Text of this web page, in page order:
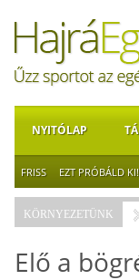
NYITÓLAP
FRISS EZT PRÓBÁLD KI!
KÖRNYEZETÜNK
Elő a